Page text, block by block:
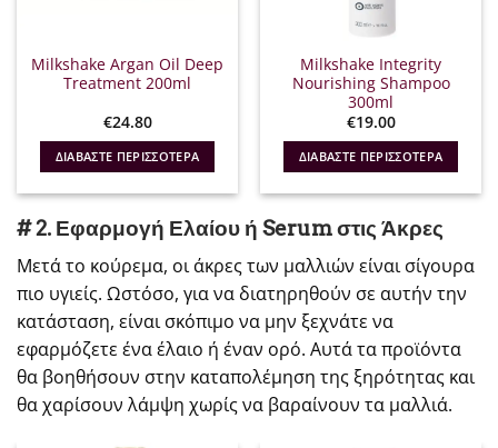
Milkshake Argan Oil Deep
Treatment 200ml
€24.80
ΔΙΑΒΆΣΤΕ ΠΕΡΙΣΣΌΤΕΡΑ
Milkshake Integrity
Nourishing Shampoo
300ml
€19.00
ΔΙΑΒΆΣΤΕ ΠΕΡΙΣΣΌΤΕΡΑ
# 2. Εφαρμογή Ελαίου ή Serum στις Άκρες
Μετά το κούρεμα, οι άκρες των μαλλιών είναι σίγουρα
πιο υγιείς. Ωστόσο, για να διατηρηθούν σε αυτήν την
κατάσταση, είναι σκόπιμο να μην ξεχνάτε να
εφαρμόζετε ένα έλαιο ή έναν ορό. Αυτά τα προϊόντα
θα βοηθήσουν στην καταπολέμηση της ξηρότητας και
θα χαρίσουν λάμψη χωρίς να βαραίνουν τα μαλλιά.